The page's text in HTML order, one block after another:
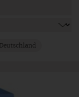
Deutschland